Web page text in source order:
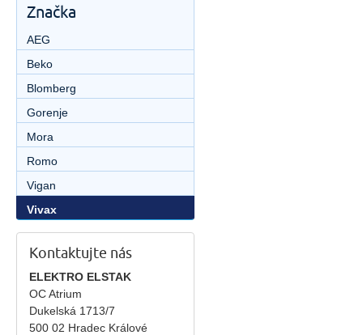
Značka
AEG
Beko
Blomberg
Gorenje
Mora
Romo
Vigan
Vivax
Kontaktujte nás
ELEKTRO ELSTAK
OC Atrium
Dukelská 1713/7
500 02 Hradec Králové